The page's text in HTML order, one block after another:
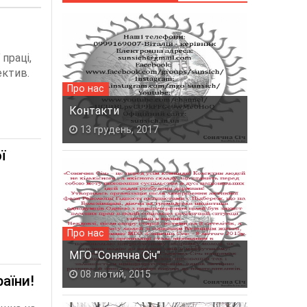
Про нас
Контакти
13 грудень, 2017
Про нас
МГО "Сонячна Січ"
08 лютий, 2015